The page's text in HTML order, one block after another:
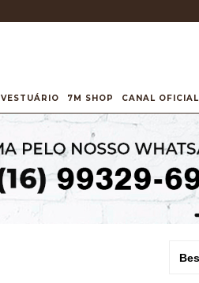
VESTUÁRIO 7M SHOP CANAL OFICIAL